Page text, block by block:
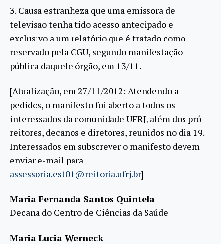
3. Causa estranheza que uma emissora de
televisão tenha tido acesso antecipado e
exclusivo a um relatório que é tratado como
reservado pela CGU, segundo manifestação
pública daquele órgão, em 13/11.
[Atualização, em 27/11/2012: Atendendo a
pedidos, o manifesto foi aberto a todos os
interessados da comunidade UFRJ, além dos pró-
reitores, decanos e diretores, reunidos no dia 19.
Interessados em subscrever o manifesto devem
enviar e-mail para
assessoria.est01@reitoria.ufrj.br]
Maria Fernanda Santos Quintela
Decana do Centro de Ciências da Saúde
Maria Lucia Werneck